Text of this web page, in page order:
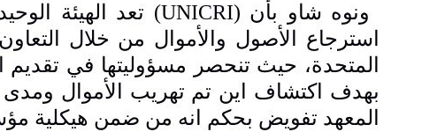
ونوه شاو بأن (UNICRI) تعد الهيئة
استرجاع الأصول والأموال من خلال
المتحدة، حيث تنحصر مسؤوليتها في تقديم
بهدف اكتشاف اين تم تهريب الأموال ومدى
المعهد تفويض بحكم انه من ضمن هيكلية